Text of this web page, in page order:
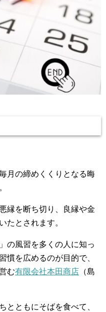
月の締めくくりとなる晦
縁を断ち切り、良縁や金
たとされます。
の風習を多くの人に知っ
慣を広めるのが目的で、
む有限会社本田商店 （島
とともにそばを食べて、